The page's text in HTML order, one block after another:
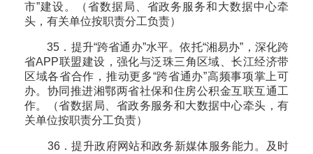
市”建设。（省数据局、省政务服务和大数据中心牵
头，有关单位按职责分工负责）
35．提升“跨省通办”水平。依托“湘易办”，深化跨
省APP联盟建设，强化与泛珠三角区域、长江经济带
区域各省合作，推动更多“跨省通办”高频事项掌上可
办。协同推进湘鄂两省社保和住房公积金互联互通工
作。（省数据局、省政务服务和大数据中心牵头，有
关单位按职责分工负责）
36．提升政府网站和政务新媒体服务能力。及时